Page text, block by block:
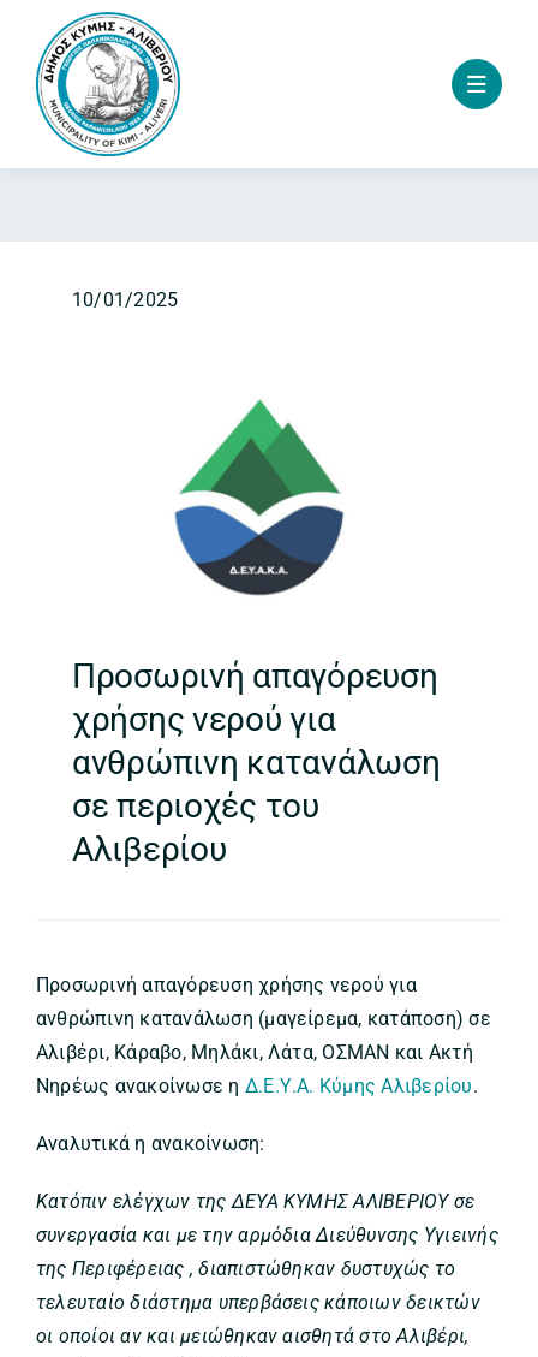
content
10/01/2025
Προσωρινή απαγόρευση
χρήσης νερού για
ανθρώπινη κατανάλωση
σε περιοχές του
Αλιβερίου
Προσωρινή απαγόρευση χρήσης νερού για
ανθρώπινη κατανάλωση (μαγείρεμα, κατάποση) σε
Αλιβέρι, Κάραβο, Μηλάκι, Λάτα, ΟΣΜΑΝ και Ακτή
Νηρέως ανακοίνωσε η Δ.Ε.Υ.Α. Κύμης Αλιβερίου.
Αναλυτικά η ανακοίνωση:
Κατόπιν ελέγχων της ΔΕΥΑ ΚΥΜΗΣ ΑΛΙΒΕΡΙΟΥ σε
συνεργασία και με την αρμόδια Διεύθυνσης Υγιεινής
της Περιφέρειας , διαπιστώθηκαν δυστυχώς το
τελευταίο διάστημα υπερβάσεις κάποιων δεικτών
οι οποίοι αν και μειώθηκαν αισθητά στο Αλιβέρι,